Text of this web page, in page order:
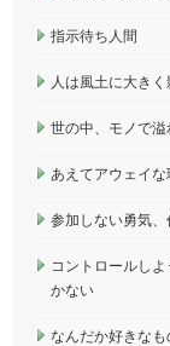
指示待ち人間
人は風土に大き
世の中、モノで
あえてアウェイな
参加しない勇気
コントロールし
かない
なんだか好きな